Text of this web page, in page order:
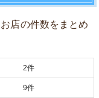
店の件数をまとめ
2件
9件